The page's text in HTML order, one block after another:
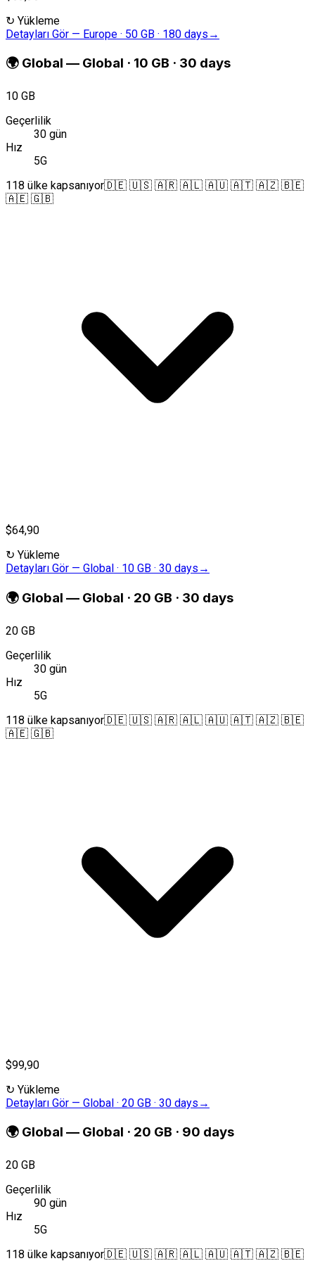
↻ Yükleme
Detayları Gör — Europe · 50 GB · 180 days →
🌍 Global — Global · 10 GB · 30 days
10 GB
Geçerlilik
30 gün
Hız
5G
118 ülke kapsanıyor🇩🇪 🇺🇸 🇦🇷 🇦🇱 🇦🇺 🇦🇹 🇦🇿 🇧🇪
🇦🇪 🇬🇧
$64,90
↻ Yükleme
Detayları Gör — Global · 10 GB · 30 days →
🌍 Global — Global · 20 GB · 30 days
20 GB
Geçerlilik
30 gün
Hız
5G
118 ülke kapsanıyor🇩🇪 🇺🇸 🇦🇷 🇦🇱 🇦🇺 🇦🇹 🇦🇿 🇧🇪
🇦🇪 🇬🇧
$99,90
↻ Yükleme
Detayları Gör — Global · 20 GB · 30 days →
🌍 Global — Global · 20 GB · 90 days
20 GB
Geçerlilik
90 gün
Hız
5G
118 ülke kapsanıyor🇩🇪 🇺🇸 🇦🇷 🇦🇱 🇦🇺 🇦🇹 🇦🇿 🇧🇪